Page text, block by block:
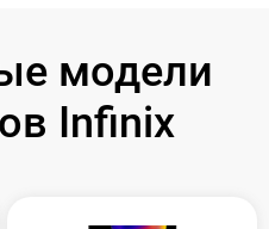
модели
Infinix